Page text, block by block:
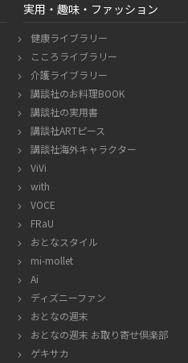
実用・趣味・ファッション
健康ライブラリー
こころライブラリー
介護ライブラリー
講談社のお料理BOOK
講談社の実用書
講談社ARTピース
講談社海外キャラクター
ViVi
with
VOCE
FRaU
おとなスタイル
mi-mollet
Ai
ディズニーファン
おとなの週末
おとなの週末 お取り寄せ倶楽部
ゲキサカ